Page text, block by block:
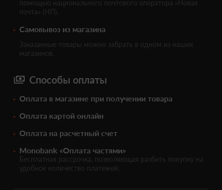
помощью национального почтового оператора «Новая
почта» (НП).
Самовывоз из магазина
Заказанные товары можно забрать в одном из наших
магазинов.
Способы оплаты
Оплата в магазине при получении товара
Оплата картой онлайн
Оплата на расчетный счет
Monobank «Оплата частями»
Бесплатная рассрочка, позволяющая разбить покупку на
удобное количество платежей.